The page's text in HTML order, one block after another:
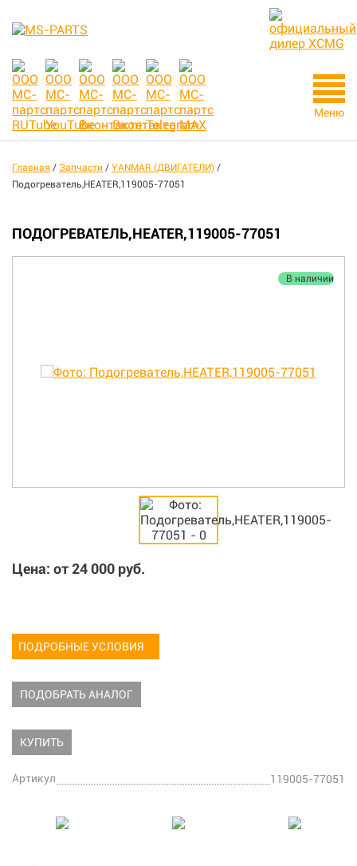
Меню
Главная / Запчасти / YANMAR (ДВИГАТЕЛИ) /
Подогреватель,HEATER,119005-77051
ПОДОГРЕВАТЕЛЬ,HEATER,119005-77051
В наличии
Цена: от24 000 руб.
ПОДРОБНЫЕ УСЛОВИЯ
ПОДОБРАТЬ АНАЛОГ
КУПИТЬ
Артикул 119005-77051